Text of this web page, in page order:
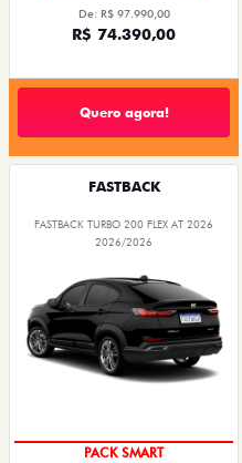
De: R$ 97.990,00
R$ 74.390,00
Quero agora!
FASTBACK
FASTBACK TURBO 200 FLEX AT 2026
2026/2026
PACK SMART